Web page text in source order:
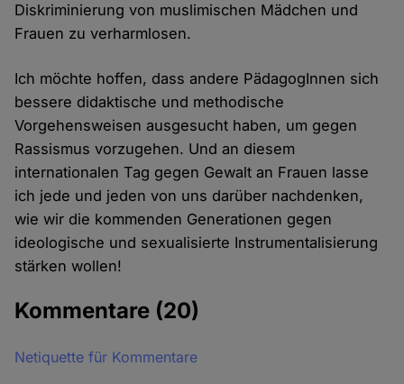
Diskriminierung von muslimischen Mädchen und
Frauen zu verharmlosen.
Ich möchte hoffen, dass andere PädagogInnen sich
bessere didaktische und methodische
Vorgehensweisen ausgesucht haben, um gegen
Rassismus vorzugehen. Und an diesem
internationalen Tag gegen Gewalt an Frauen lasse
ich jede und jeden von uns darüber nachdenken,
wie wir die kommenden Generationen gegen
ideologische und sexualisierte Instrumentalisierung
stärken wollen!
Kommentare (20)
Netiquette für Kommentare